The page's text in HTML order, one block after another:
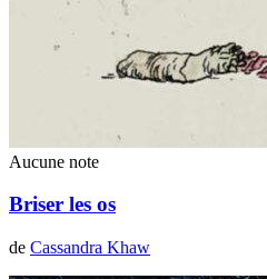
Aucune note
Briser les os
de Cassandra Khaw